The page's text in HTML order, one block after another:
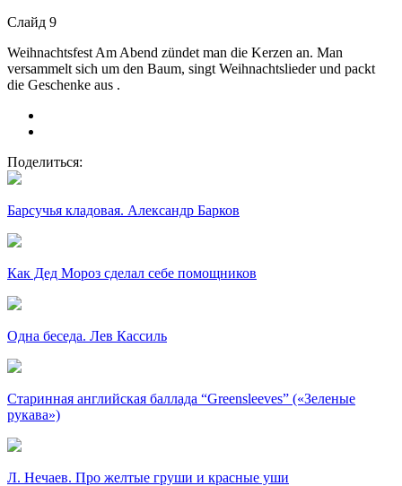
Слайд 9
Weihnachtsfest Am Abend zündet man die Kerzen an. Man
versammelt sich um den Baum, singt Weihnachtslieder und packt
die Geschenke aus .
Поделиться:
Барсучья кладовая. Александр Барков
Как Дед Мороз сделал себе помощников
Одна беседа. Лев Кассиль
Старинная английская баллада “Greensleeves” («Зеленые
рукава»)
Л. Нечаев. Про желтые груши и красные уши